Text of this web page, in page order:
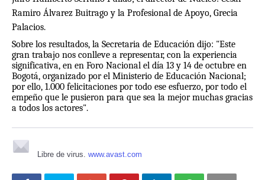
Ramiro Álvarez Buitrago y la Profesional de Apoyo, Grecia
Palacios.
Sobre los resultados, la Secretaria de Educación dijo: "Este
gran trabajo nos conlleve a representar, con la experiencia
significativa, en en Foro Nacional el día 13 y 14 de octubre en
Bogotá, organizado por el Ministerio de Educación Nacional;
por ello, 1.000 felicitaciones por todo ese esfuerzo, por todo el
empeño que le pusieron para que sea la mejor muchas gracias
a todos los actores".
Libre de virus. www.avast.com